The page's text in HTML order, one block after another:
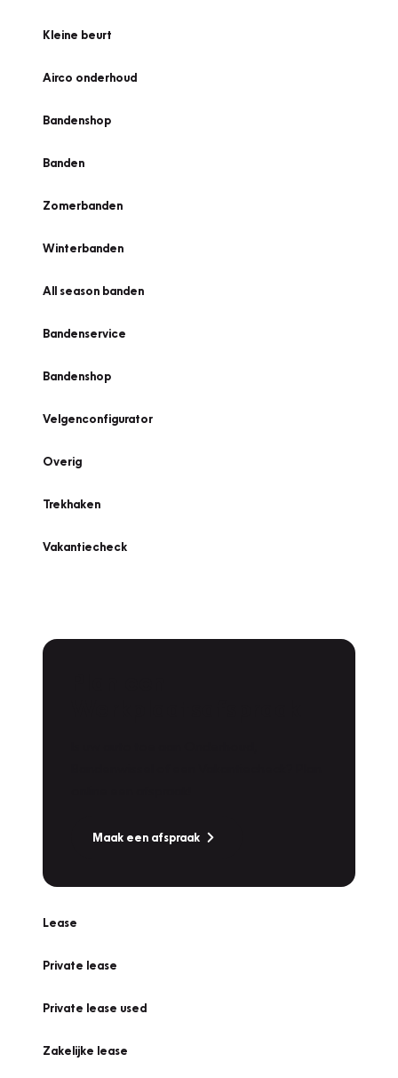
Kleine beurt
Airco onderhoud
Bandenshop
Banden
Zomerbanden
Winterbanden
All season banden
Bandenservice
Bandenshop
Velgenconfigurator
Overig
Trekhaken
Vakantiecheck
Maak een afspraak
Lease
Private lease
Private lease used
Zakelijke lease